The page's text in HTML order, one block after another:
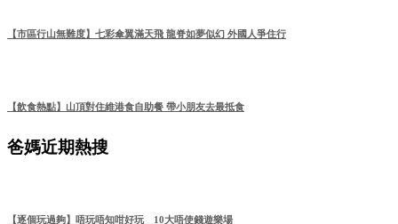
【市區行山無難度】七彩傘翼滿天飛 龍脊如夢似幻 外國人爭住行
【飲食熱點】山頂對住維港食自助餐 帶小朋友去最抵食
爸媽近期熱搜
【逐個玩過夠】唔玩唔知咁好玩 10大唔使錢遊樂場